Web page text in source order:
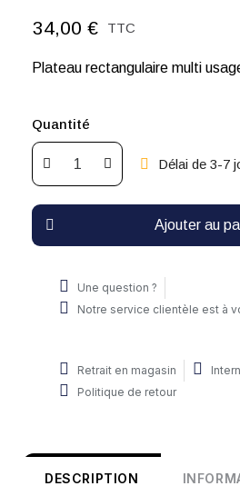
34,00 € TTC
Plateau rectangulaire multi
Quantité
Délai de 3-7
Ajouter au
Une question ?
Notre service clientèle est à
Retrait en magasin
Politique de retour
DESCRIPTION